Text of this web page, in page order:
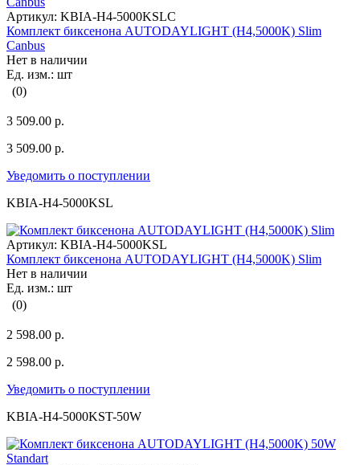
Артикул: KBIA-H4-5000KSLC
Комплект биксенона AUTODAYLIGHT (H4,5000K) Slim
Canbus
Нет в наличии
Ед. изм.: шт
(0)
3 509.00 р.
3 509.00 р.
Уведомить о поступлении
KBIA-H4-5000KSL
Артикул: KBIA-H4-5000KSL
Комплект биксенона AUTODAYLIGHT (H4,5000K) Slim
Нет в наличии
Ед. изм.: шт
(0)
2 598.00 р.
2 598.00 р.
Уведомить о поступлении
KBIA-H4-5000KST-50W